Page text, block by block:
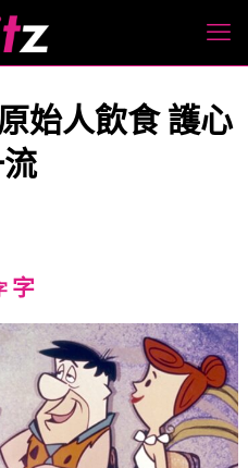
始人飲食 護心
Reset
size.
字Increase
size.